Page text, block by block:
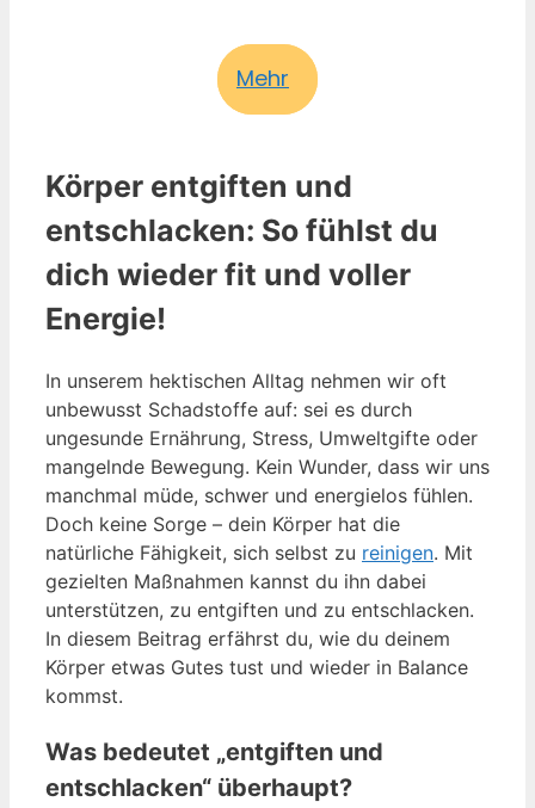
Mehr
Körper entgiften und
entschlacken: So fühlst du
dich wieder fit und voller
Energie!
In unserem hektischen Alltag nehmen wir oft
unbewusst Schadstoffe auf: sei es durch
ungesunde Ernährung, Stress, Umweltgifte oder
mangelnde Bewegung. Kein Wunder, dass wir uns
manchmal müde, schwer und energielos fühlen.
Doch keine Sorge – dein Körper hat die
natürliche Fähigkeit, sich selbst zu reinigen. Mit
gezielten Maßnahmen kannst du ihn dabei
unterstützen, zu entgiften und zu entschlacken.
In diesem Beitrag erfährst du, wie du deinem
Körper etwas Gutes tust und wieder in Balance
kommst.
Was bedeutet „entgiften und
entschlacken“ überhaupt?